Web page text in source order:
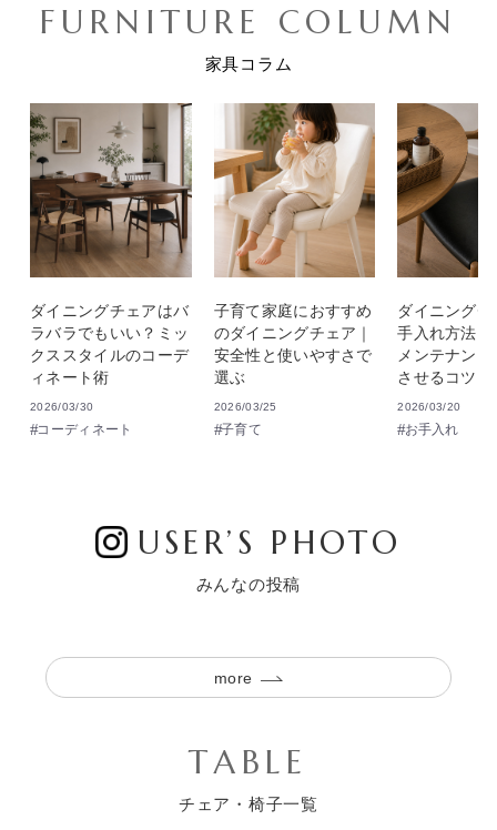
FURNITURE COLUMN
家具コラム
ダイニングチェアはバ
ラバラでもいい？ミッ
クススタイルのコーデ
ィネート術
2026/03/30
コーディネート
子育て家庭におすすめ
のダイニングチェア｜
安全性と使いやすさで
選ぶ
2026/03/25
子育て
ダイニング
手入れ方法｜
メンテナン
させるコツ
2026/03/20
お手入れ
USER’S PHOTO
みんなの投稿
more
TABLE
チェア・椅子一覧